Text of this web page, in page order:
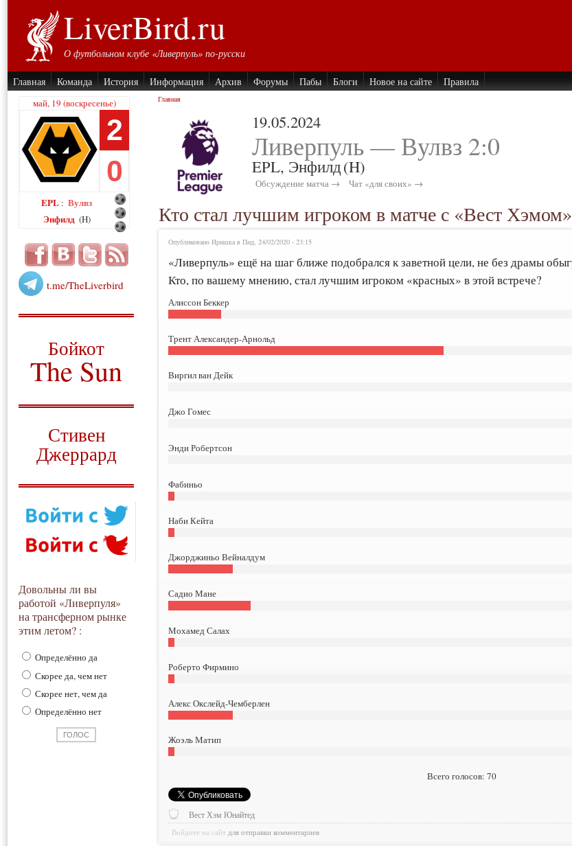
LiverBird.ru
О футбольном клубе «Ливерпуль» по-русски
Главная Команда История Информация Архив Форумы Пабы Блоги Новое на сайте Правила
май, 19 (воскресенье)
2
0
EPL : Вулвз
Энфилд (H)
t.me/TheLiverbird
Бойкот
The Sun
Стивен
Джеррард
Довольны ли вы
работой «Ливерпуля»
на трансферном рынке
этим летом? :
Определённо да
Скорее да, чем нет
Скорее нет, чем да
Определённо нет
Главная
19.05.2024
Ливерпуль — Вулвз 2:0
EPL, Энфилд(H)
Обсуждение матча → Чат «для своих» →
Кто стал лучшим игроком в матче с «Вест
Опубликовано Иришка в Пнд, 24/02/2020 - 23:15
«Ливерпуль» ещё на шаг ближе подобрался к заветной цели, не без драмы
Кто, по вашему мнению, стал лучшим игроком «красных» в этой встрече?
Алиссон Беккер
Трент Александер-Арнольд
Виргил ван Дейк
Джо Гомес
Энди Робертсон
Фабиньо
Наби Кейта
Джорджиньо Вейналдум
Садио Мане
Мохамед Салах
Роберто Фирмино
Алекс Окслейд-Чемберлен
Жоэль Матип
Всего голосов: 70
Вест Хэм Юнайтед
Войдите на сайт для отправки комментариев